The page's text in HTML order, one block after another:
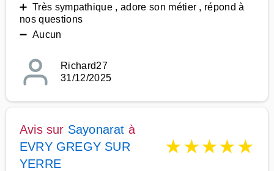
➕ Très sympathique , adore son métier , répond à
nos questions
➖ Aucun
Richard27
31/12/2025
Avis sur Sayonarat à
EVRY GREGY SUR
YERRE
★★★★★